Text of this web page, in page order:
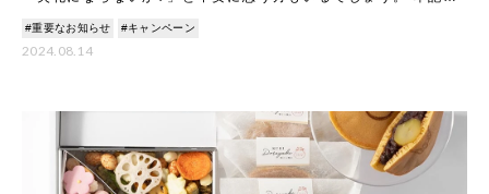
ます。
#重要なお知らせ #キャンペーン
2024.08.14